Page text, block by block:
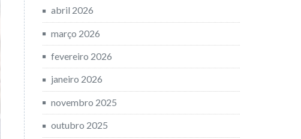
abril 2026
março 2026
fevereiro 2026
janeiro 2026
novembro 2025
outubro 2025